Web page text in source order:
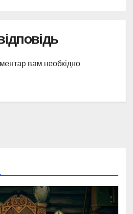
вам необхідно